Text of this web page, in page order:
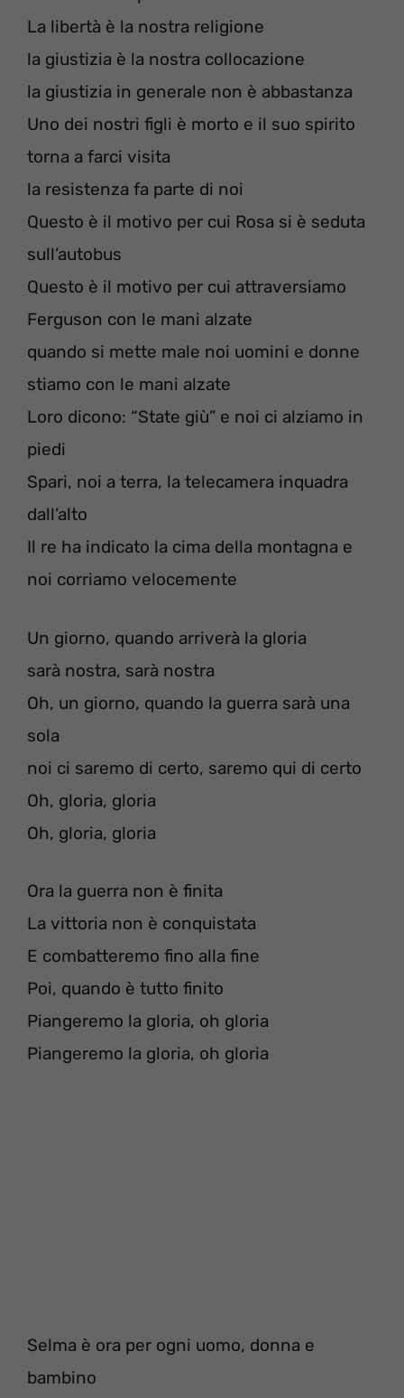
La libertà è la nostra religione
la giustizia è la nostra collocazione
la giustizia in generale non è abbastanza
Uno dei nostri figli è morto e il suo spirito
torna a farci visita
la resistenza fa parte di noi
Questo è il motivo per cui Rosa si è seduta
sull’autobus
Questo è il motivo per cui attraversiamo
Ferguson con le mani alzate
quando si mette male noi uomini e donne
stiamo con le mani alzate
Loro dicono: “State giù” e noi ci alziamo in
piedi
Spari, noi a terra, la telecamera inquadra
dall’alto
Il re ha indicato la cima della montagna e
noi corriamo velocemente
Un giorno, quando arriverà la gloria
sarà nostra, sarà nostra
Oh, un giorno, quando la guerra sarà una
sola
noi ci saremo di certo, saremo qui di certo
Oh, gloria, gloria
Oh, gloria, gloria
Ora la guerra non è finita
La vittoria non è conquistata
E combatteremo fino alla fine
Poi, quando è tutto finito
Piangeremo la gloria, oh gloria
Piangeremo la gloria, oh gloria
Selma è ora per ogni uomo, donna e
bambino